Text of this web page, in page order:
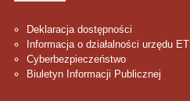
Deklaracja dostępności
Informacja o działalności urzędu
Cyberbezpieczeństwo
Biuletyn Informacji Publicznej